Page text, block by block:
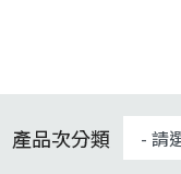
產品次分類